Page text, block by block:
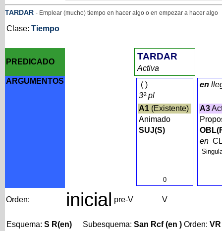
TARDAR - Emplear (mucho) tiempo en hacer algo o en empezar a hacer algo
Clase: Tiempo
PREDICADO
TARDAR
Activa
ARGUMENTOS
()
3ª pl
A1(Existente)
Animado
SUJ(S)
0
en
A3
en
Orden: inicial pre-V V
Esquema: S R(en) Subesquema: San Rcf (en ) Orden: VR